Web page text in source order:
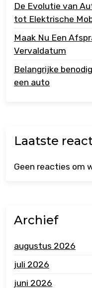
De Evolutie van
tot Elektrische
Maak Nu Een
Vervaldatum
Belangrijke
een auto
Laatste
Geen reacties om
Archief
augustus 2026
juli 2026
juni 2026